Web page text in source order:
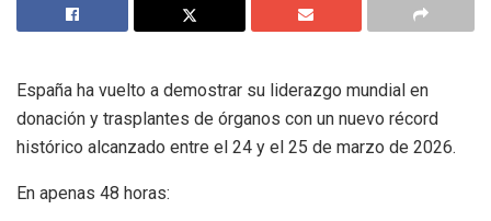
España ha vuelto a demostrar su liderazgo mundial en
donación y trasplantes de órganos con un nuevo récord
histórico alcanzado entre el 24 y el 25 de marzo de 2026.
En apenas 48 horas: